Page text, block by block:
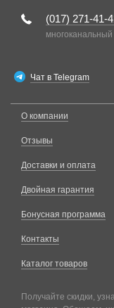
(017) 271-41-
Чат в Telegram
О компании
Отзывы
Доставки и оплата
Двойная гарантия
Бонусная программа
Контакты
Каталог товаров
Получайте скидки,